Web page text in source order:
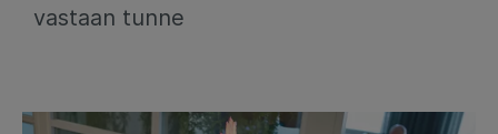
vastaan tunne